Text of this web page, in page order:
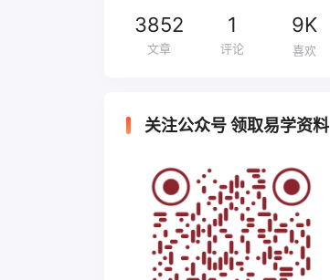
3852
文章
1
评论
9K
喜欢
关注公众号 领取易学资料